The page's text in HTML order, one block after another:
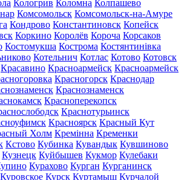
Кологрив Коломна Колпашево
Комсомольск Комсомольск-на-Амуре
Кондрово Константиновск Копейск
Коркино Королёв Короча Корсаков
Костомукша Кострома Костянтинівка
Котельнич Котлас Котово Котовск
Красавино Красноармейск Красноармейск
Красногорск Краснодар
Краснознаменск
Красноперекопск
Краснотурьинск
Красноярск Красный Кут
Холм Кремінна Кременки
Кстово Кубинка Кувандык Кувшиново
Кузнецк Куйбышев Кукмор Кулебаки
Курахово Курган Курганинск
Куровское Курск Куртамыш Курчалой